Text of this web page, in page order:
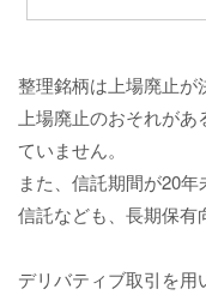
整理銘柄は上場廃止が
上場廃止のおそれがあ
ていません。
また、信託期間が20
信託なども、長期保有
デリバティブ取引を